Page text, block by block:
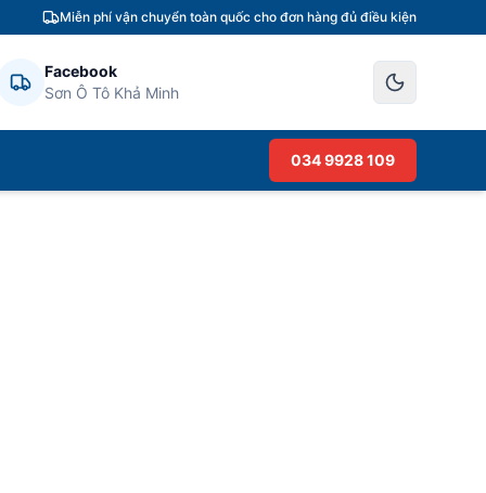
Miễn phí vận chuyển toàn quốc cho đơn hàng đủ điều kiện
Facebook
Sơn Ô Tô Khả Minh
034 9928 109